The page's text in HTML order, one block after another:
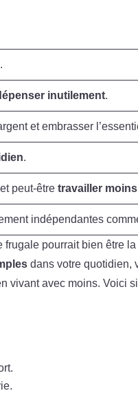
inutilement.
et embrasser
.
peut-êtretravailler moins
indépendantes
frugale pourrait bien être la
dans votre quotidien,
vivant avec moins. Voici